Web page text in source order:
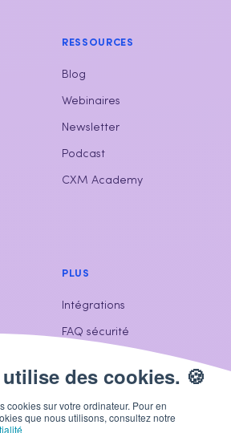
cookies sur votre ordinateur. Pour en
que nous utilisons, consultez notre
RESSOURCES
Blog
Webinaires
Newsletter
Podcast
CXM Academy
PLUS
Intégrations
FAQ sécurité